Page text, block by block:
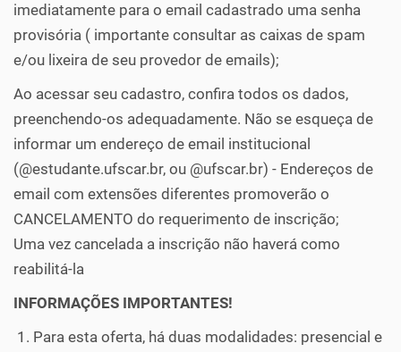
imediatamente para o email cadastrado uma senha
provisória ( importante consultar as caixas de spam
e/ou lixeira de seu provedor de emails);
Ao acessar seu cadastro, confira todos os dados,
preenchendo-os adequadamente. Não se esqueça de
informar um endereço de email institucional
(@estudante.ufscar.br, ou @ufscar.br) - Endereços de
email com extensões diferentes promoverão o
CANCELAMENTO do requerimento de inscrição;
Uma vez cancelada a inscrição não haverá como
reabilitá-la
INFORMAÇÕES IMPORTANTES!
1. Para esta oferta, há duas modalidades: presencial e